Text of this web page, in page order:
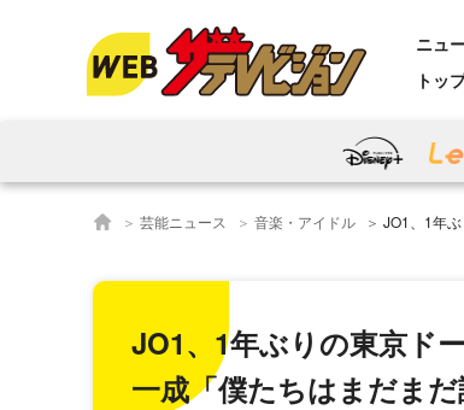
ニュ
トッ
芸能ニュース 音楽・アイドル JO1、1年ぶりの東京
JO1、1年ぶりの東京ド
一成「僕たちはまだま